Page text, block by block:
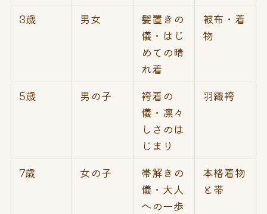
3歳
男女
髪置きの
儀・はじ
めての晴
れ着
被布・着
物
5歳 男の子
袴着の
儀・凛々
しさのは
じまり
羽織袴
7歳 女の子
帯解きの
儀・大人
への一歩
本格着物
と帯